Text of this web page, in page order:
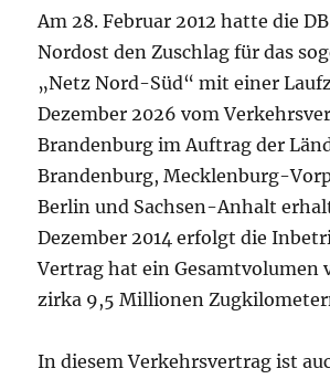
Am 28. Februar 2012 hatte die
Nordost den Zuschlag für das
„Netz Nord-Süd“ mit einer
Dezember 2026 vom
Brandenburg im Auftrag der
Brandenburg, Mecklenburg-
Berlin und Sachsen-Anhalt
Dezember 2014 erfolgt die
Vertrag hat ein Gesamtvolumen
zirka 9,5 Millionen
In diesem Verkehrsvertrag ist